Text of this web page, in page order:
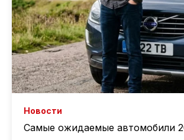
Новости
Самые ожидаемые автомобили